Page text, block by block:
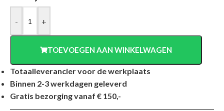
- +
TOEVOEGEN AAN WINKELWAGEN
Totaalleverancier voor de werkplaats
Binnen 2-3 werkdagen geleverd
Gratis bezorging vanaf € 150,-